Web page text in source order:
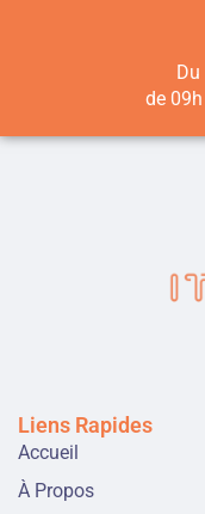
de
Liens Rapides
Accueil
À Propos